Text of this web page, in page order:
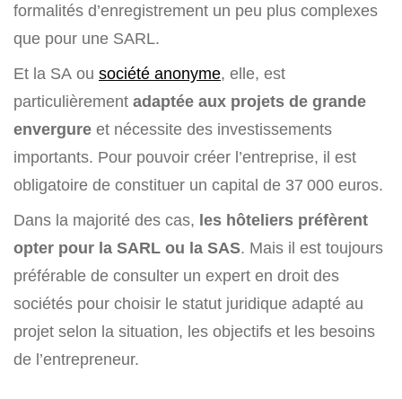
formalités d’enregistrement un peu plus complexes
que pour une SARL.
Et la SA ou société anonyme, elle, est
particulièrement adaptée aux projets de grande
envergure et nécessite des investissements
importants. Pour pouvoir créer l’entreprise, il est
obligatoire de constituer un capital de 37 000 euros.
Dans la majorité des cas, les hôteliers préfèrent
opter pour la SARL ou la SAS. Mais il est toujours
préférable de consulter un expert en droit des
sociétés pour choisir le statut juridique adapté au
projet selon la situation, les objectifs et les besoins
de l’entrepreneur.